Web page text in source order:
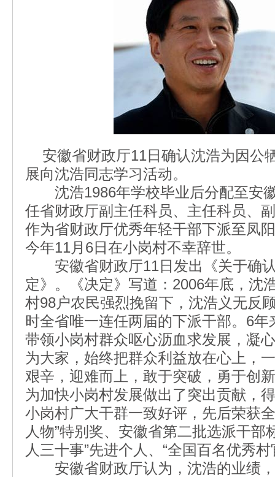
安徽省财政厅11日确认沈浩为因公
展向沈浩同志学习活动。
沈浩1986年学校毕业后分配至安
任省财政厅副主任科员、主任科员、
作为省财政厅优秀年轻干部下派至凤
今年11月6日在小岗村不幸辞世。
安徽省财政厅11日发出《关于确
定》。《决定》写道：2006年底，沈
村98户农民强烈挽留下，沈浩义无反
时全省唯一连任两届的下派干部。6
带领小岗村群众呕心沥血求发展，凝
为大家，始终把群众利益放在心上，
艰辛，迎难而上，敢于突破，勇于创
为加快小岗村发展做出了突出贡献，
小岗村广大干群一致好评，先后荣获
人物”特别奖、安徽省第二批选派干部
人三十事”先进个人、“全国百名优秀
安徽省财政厅认为，沈浩的业绩，